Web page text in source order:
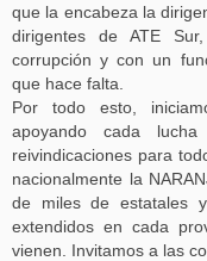
que la encabeza la
dirigentes de ATE
corrupción y con un
que hace falta.
Por todo esto,
apoyando cada
reivindicaciones para
nacionalmente la
de miles de estatales
extendidos en cada
vienen. Invitamos a las